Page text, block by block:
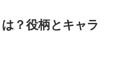
？役柄とキャラ